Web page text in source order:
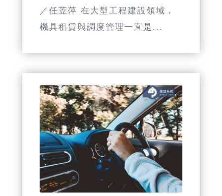
／任苙萍 在大型工程建設領域，
機具租賃與調度管理一直是...